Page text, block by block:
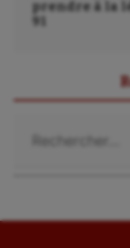
prendre à la
91